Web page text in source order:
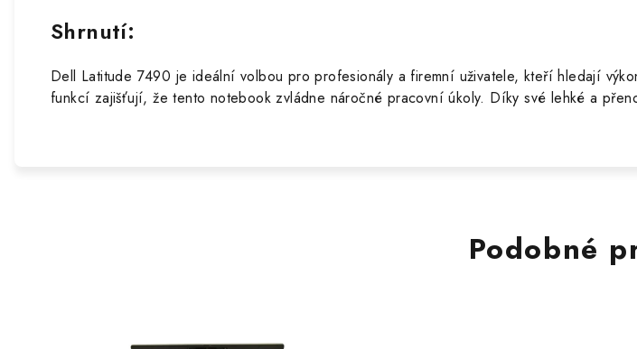
Shrnutí:
Dell Latitude 7490 je ideální volbou pro profesionály a firemní uživatele, kteří hledají
funkcí zajišťují, že tento notebook zvládne náročné pracovní úkoly. Díky své lehké a
Podobné